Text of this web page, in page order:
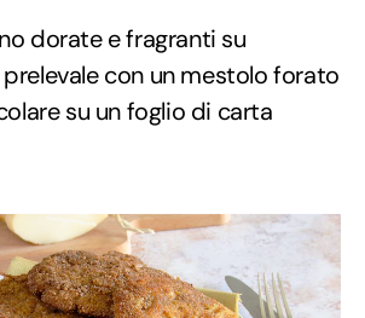
dorate e fragranti su
con un mestolo forato
su un foglio di carta